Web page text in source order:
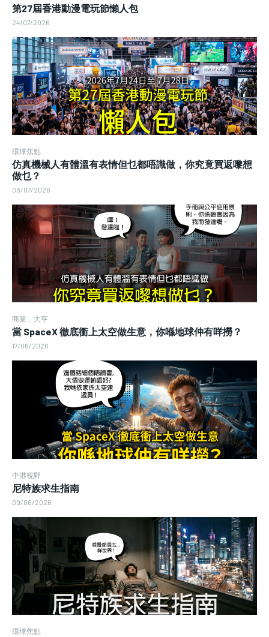
第27屆香港動漫電玩節懶人包
24/07/2026
環球焦點
仿真機械人有體溫有表情但乜都唔識做，你究竟買返嚟想
做乜？
08/07/2026
商業．大亨
當 SpaceX 徹底衝上太空做生意，你喺地球仲有咩撈？
17/06/2026
中港視野
尼特族求生指南
09/06/2026
環球焦點